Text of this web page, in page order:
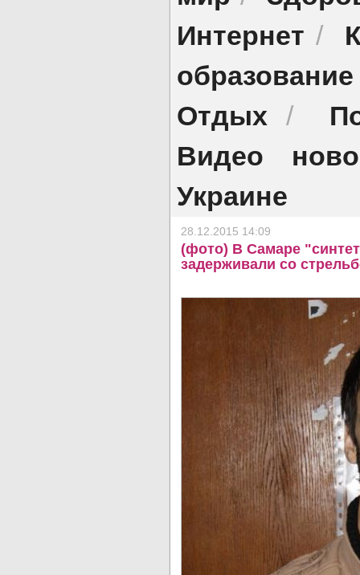
Интернет /
образование
Отдых /
Видео
Украине
28.12.2015 14:09
(фото) В Самаре
задерживали со